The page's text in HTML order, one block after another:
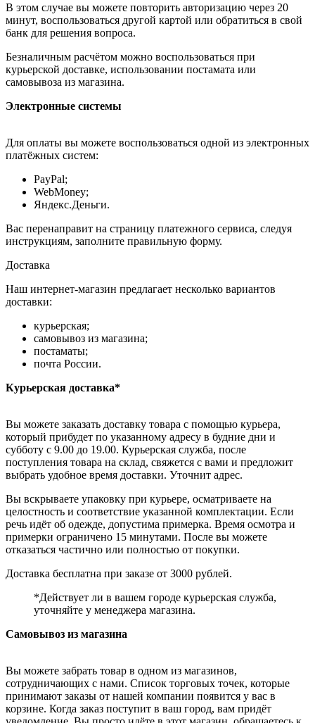
В этом случае вы можете повторить авторизацию через 20
минут, воспользоваться другой картой или обратиться в свой
банк для решения вопроса.
Безналичным расчётом можно воспользоваться при
курьерской доставке, использовании постамата или
самовывоза из магазина.
Электронные системы
Для оплаты вы можете воспользоваться одной из электронных
платёжных систем:
PayPal;
WebMoney;
Яндекс.Деньги.
Вас перенаправит на страницу платежного сервиса, следуя
инструкциям, заполните правильную форму.
Доставка
Наш интернет-магазин предлагает несколько вариантов
доставки:
курьерская;
самовывоз из магазина;
постаматы;
почта России.
Курьерская доставка*
Вы можете заказать доставку товара с помощью курьера,
который прибудет по указанному адресу в будние дни и
субботу с 9.00 до 19.00. Курьерская служба, после
поступления товара на склад, свяжется с вами и предложит
выбрать удобное время доставки. Уточнит адрес.
Вы вскрываете упаковку при курьере, осматриваете на
целостность и соответствие указанной комплектации. Если
речь идёт об одежде, допустима примерка. Время осмотра и
примерки ограничено 15 минутами. После вы можете
отказаться частично или полностью от покупки.
Доставка бесплатна при заказе от 3000 рублей.
*Действует ли в вашем городе курьерская служба,
уточняйте у менеджера магазина.
Самовывоз из магазина
Вы можете забрать товар в одном из магазинов,
сотрудничающих с нами. Список торговых точек, которые
принимают заказы от нашей компании появится у вас в
корзине. Когда заказ поступит в ваш город, вам придёт